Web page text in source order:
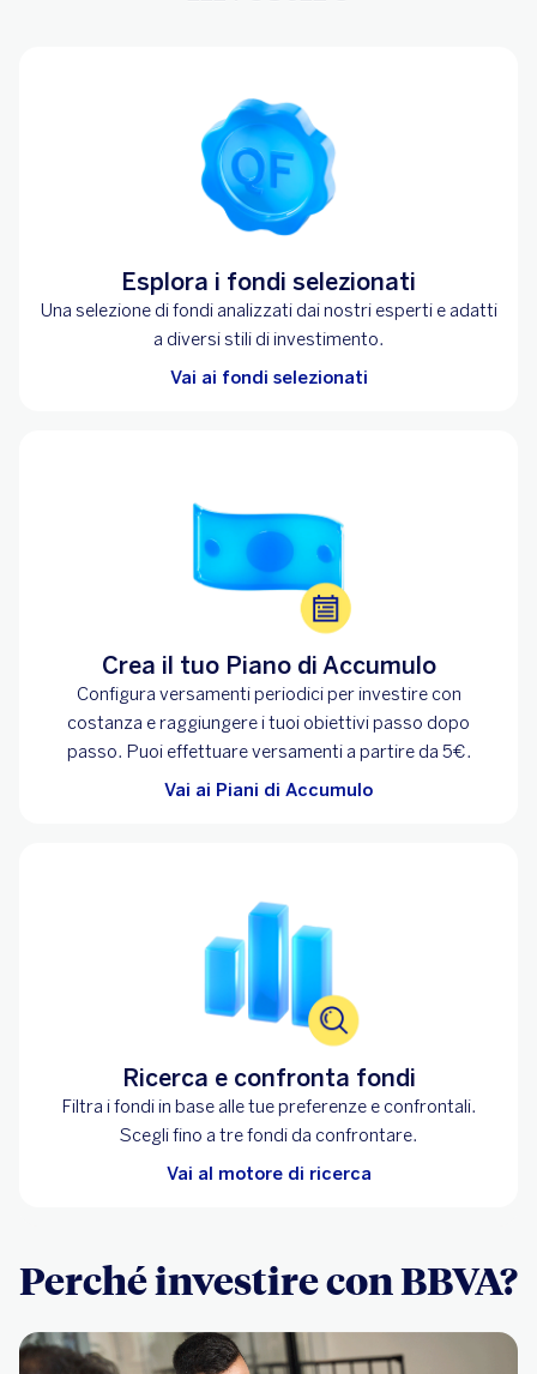
Esplora i fondi selezionati
Una selezione di fondi analizzati dai nostri esperti e adatti
a diversi stili di investimento.
Vai ai fondi selezionati
Crea il tuo Piano di Accumulo
Configura versamenti periodici per investire con
costanza e raggiungere i tuoi obiettivi passo dopo
passo. Puoi effettuare versamenti a partire da 5€.
Vai ai Piani di Accumulo
Ricerca e confronta fondi
Filtra i fondi in base alle tue preferenze e confrontali.
Scegli fino a tre fondi da confrontare.
Vai al motore di ricerca
Perché investire con BBVA?